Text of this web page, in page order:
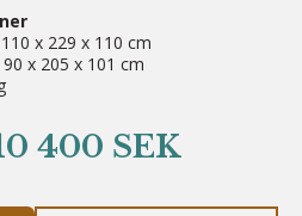
x 229 x 110 cm
x 205 x 101 cm
400 SEK